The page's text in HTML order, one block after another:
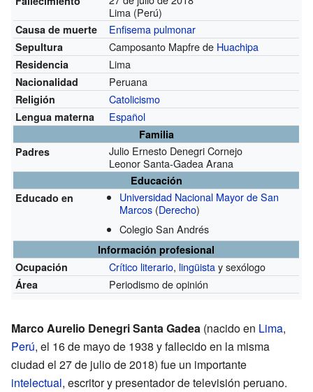
Lima (Perú)
Causa de muerte Enfisema pulmonar
Sepultura Camposanto Mapfre de Huachipa
Residencia Lima
Nacionalidad Peruana
Religión Catolicismo
Lengua materna Español
Familia
Padres
Julio Ernesto Denegri Cornejo
Leonor Santa-Gadea Arana
Educación
Educado en
Universidad Nacional Mayor de San
Marcos (Derecho)
Colegio San Andrés
Información profesional
Ocupación
Crítico literario, lingüistay sexólogo
Área Periodismo de opinión
Marco Aurelio Denegri Santa Gadea (nacido en Lima,
Perú, el 16 de mayo de 1938 y fallecido en la misma
ciudad el 27 de julio de 2018) fue un importante
intelectual, escritor y presentador de televisión peruano.